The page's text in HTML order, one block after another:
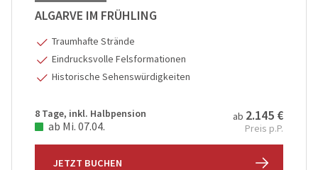
ALGARVE IM FRÜHLING
Traumhafte Strände
Eindrucksvolle Felsformationen
Historische Sehenswürdigkeiten
8 Tage, inkl. Halbpension
ab Mi. 07.04.
ab 2.145 €
Preis p.P.
JETZT BUCHEN